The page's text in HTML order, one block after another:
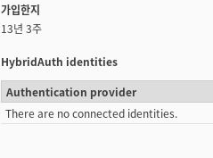
가입한지
13년 3주
HybridAuth identities
Authentication provider
There are no connected identities.